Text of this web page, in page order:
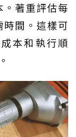
著重評估每
間。這樣可
本和執行順